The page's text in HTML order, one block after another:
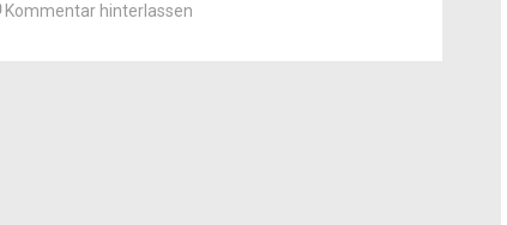
Kommentar hinterlassen